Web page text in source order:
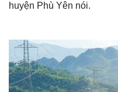
huyện Phù Yên nói.